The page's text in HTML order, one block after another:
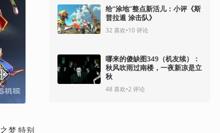
梦 特别
给“涂地”整点新活儿：小评《斯
普拉遁 涂击队》
32 喜欢•10评论
哪来的傻缺图349（机友续）：
秋风吹雨过南楼，一夜新凉是立
秋
48 喜欢•2 评论